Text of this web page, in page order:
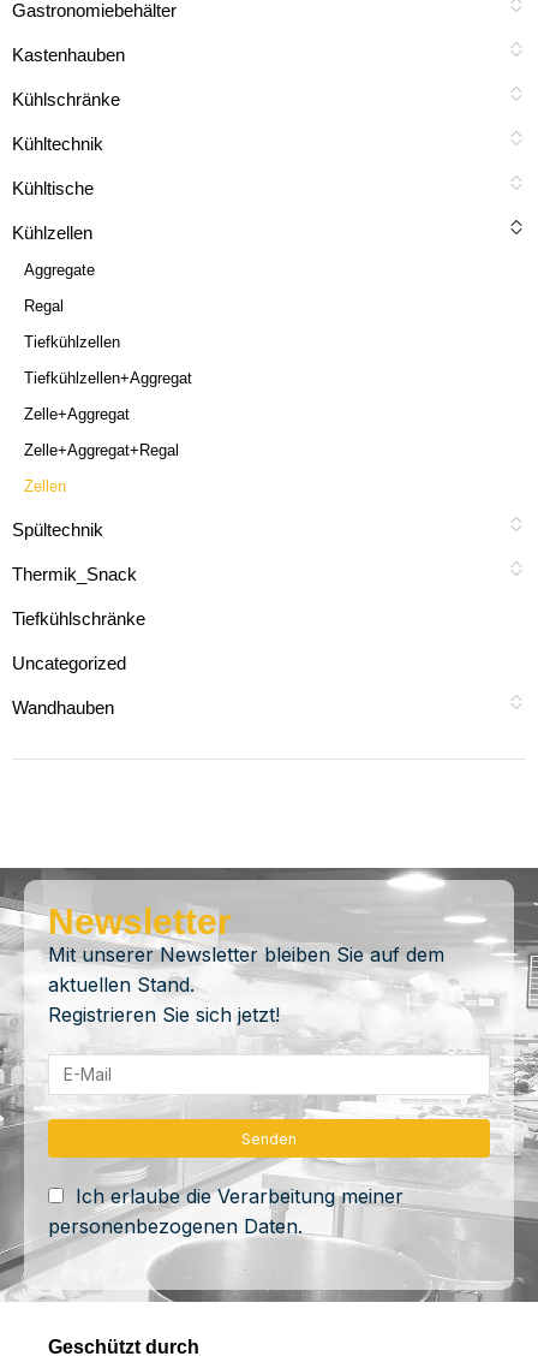
Gastronomiebehälter
Kastenhauben
Kühlschränke
Kühltechnik
Kühltische
Kühlzellen
Aggregate
Regal
Tiefkühlzellen
Tiefkühlzellen+Aggregat
Zelle+Aggregat
Zelle+Aggregat+Regal
Zellen
Spültechnik
Thermik_Snack
Tiefkühlschränke
Uncategorized
Wandhauben
Newsletter
Mit unserer Newsletter bleiben Sie auf dem
aktuellen Stand.
Registrieren Sie sich jetzt!
Ich erlaube die Verarbeitung meiner
personenbezogenen Daten.
Geschützt durch